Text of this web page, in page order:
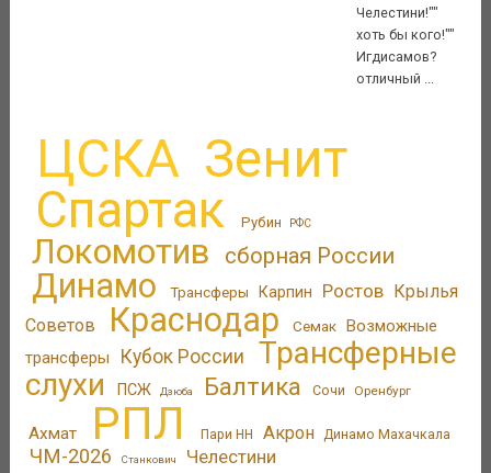
Челестини!""
хоть бы кого!""
Игдисамов?
отличный ...
ЦСКА Зенит
Спартак Рубин РФС
Локомотив сборная России
Динамо Трансферы Карпин Ростов Крылья
Советов
Краснодар Семак Возможные
трансферы
Кубок России
Трансферные
слухи
ПСЖ Дзюба Балтика Сочи Оренбург
Ахмат РПЛ Пари НН Акрон Динамо Махачкала
ЧМ-2026 Станкович Челестини